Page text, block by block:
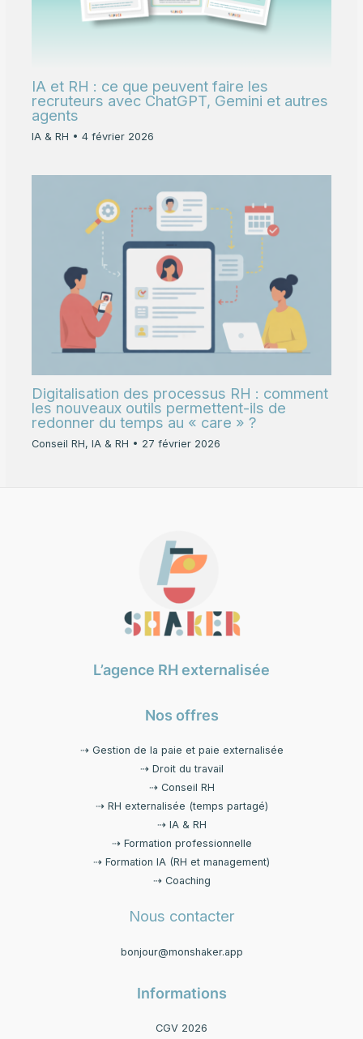
IA et RH : ce que peuvent faire les
recruteurs avec ChatGPT, Gemini et autres
agents
IA & RH • 4 février 2026
Digitalisation des processus RH : comment
les nouveaux outils permettent-ils de
redonner du temps au « care » ?
Conseil RH, IA & RH • 27 février 2026
L’agence RH externalisée
Nos offres
⇢ Gestion de la paie et paie externalisée
⇢ Droit du travail
⇢ Conseil RH
⇢ RH externalisée (temps partagé)
⇢ IA & RH
⇢ Formation professionnelle
⇢ Formation IA (RH et management)
⇢ Coaching
Nous contacter
bonjour@monshaker.app
Informations
CGV 2026